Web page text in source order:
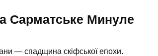
Сарматське Минуле
— спадщина скіфської епохи.